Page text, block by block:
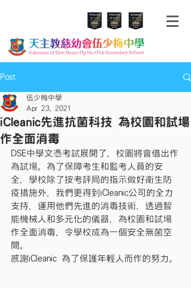
Post
iCleanic先進抗菌科技 為校園和試場
作全面消毒
伍少梅中學
Apr 23, 2021
DSE中學文憑考試展開了，校園將會借出作
為試場。為了保障考生和監考人員的安
全，學校除了按考評局的指示做好衛生防
疫措施外，我們更得到iCleanic公司的全力
支持，運用他們先進的消毒技術，透過智
能機械人和多元化的儀器，為校園和試場
作全面消毒，令學校成為一個安全無菌空
間。
感謝iCleanic 為了保護年輕人而作的努力。